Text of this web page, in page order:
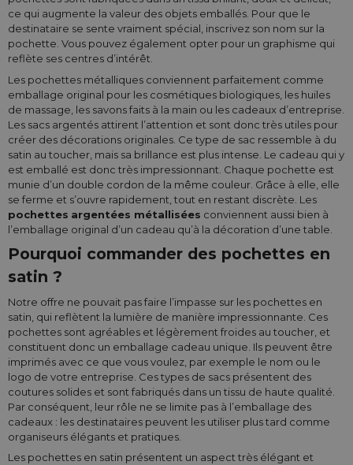
ce qui augmente la valeur des objets emballés. Pour que le
destinataire se sente vraiment spécial, inscrivez son nom sur la
pochette. Vous pouvez également opter pour un graphisme qui
reflète ses centres d’intérêt.
Les pochettes métalliques conviennent parfaitement comme
emballage original pour les cosmétiques biologiques, les huiles
de massage, les savons faits à la main ou les cadeaux d’entreprise.
Les sacs argentés attirent l’attention et sont donc très utiles pour
créer des décorations originales. Ce type de sac ressemble à du
satin au toucher, mais sa brillance est plus intense. Le cadeau qui y
est emballé est donc très impressionnant. Chaque pochette est
munie d’un double cordon de la même couleur. Grâce à elle, elle
se ferme et s’ouvre rapidement, tout en restant discrète. Les
pochettes argentées métallisées conviennent aussi bien à
l’emballage original d’un cadeau qu’à la décoration d’une table.
Pourquoi commander des pochettes en
satin ?
Notre offre ne pouvait pas faire l’impasse sur les pochettes en
satin, qui reflètent la lumière de manière impressionnante. Ces
pochettes sont agréables et légèrement froides au toucher, et
constituent donc un emballage cadeau unique. Ils peuvent être
imprimés avec ce que vous voulez, par exemple le nom ou le
logo de votre entreprise. Ces types de sacs présentent des
coutures solides et sont fabriqués dans un tissu de haute qualité.
Par conséquent, leur rôle ne se limite pas à l’emballage des
cadeaux : les destinataires peuvent les utiliser plus tard comme
organiseurs élégants et pratiques.
Les pochettes en satin présentent un aspect très élégant et